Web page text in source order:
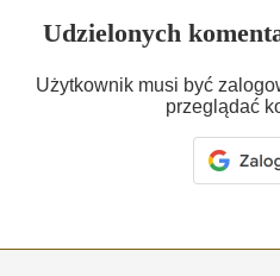
Udzielonych
Użytkownik musi być
przeglądać